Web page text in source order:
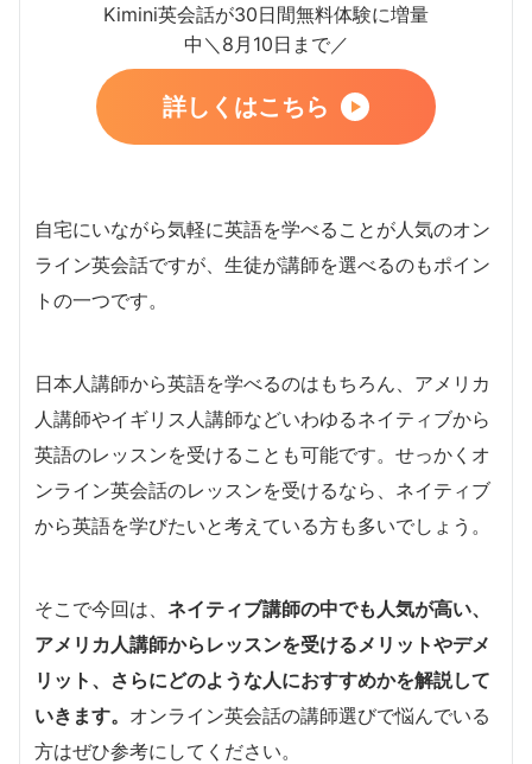
Kimini英会話が30日間無料体験に増量
中＼8月10日まで／
詳しくはこちら
自宅にいながら気軽に英語を学べることが人気のオン
ライン英会話ですが、生徒が講師を選べるのもポイン
トの一つです。
日本人講師から英語を学べるのはもちろん、アメリカ
人講師やイギリス人講師などいわゆるネイティブから
英語のレッスンを受けることも可能です。せっかくオ
ンライン英会話のレッスンを受けるなら、ネイティブ
から英語を学びたいと考えている方も多いでしょう。
そこで今回は、 ネイティブ講師の中でも人気が高い、
アメリカ人講師からレッスンを受けるメリットやデメ
リット、さらにどのような人におすすめかを解説して
いきます。 オンライン英会話の講師選びで悩んでいる
方はぜひ参考にしてください。